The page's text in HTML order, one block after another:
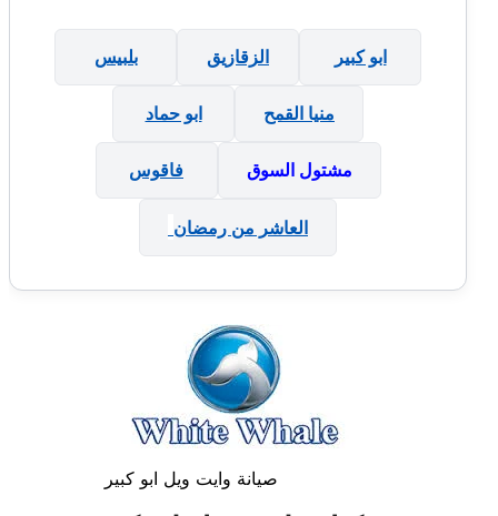
ابو كبير الزقازيق بلبيس
منيا القمح ابو حماد
مشتول السوق فاقوس
العاشر من رمضان
صيانة وايت ويل ابو كبير